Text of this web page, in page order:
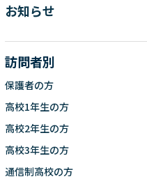
お知らせ
訪問者別
保護者の方
高校1年生の方
高校2年生の方
高校3年生の方
通信制高校の方